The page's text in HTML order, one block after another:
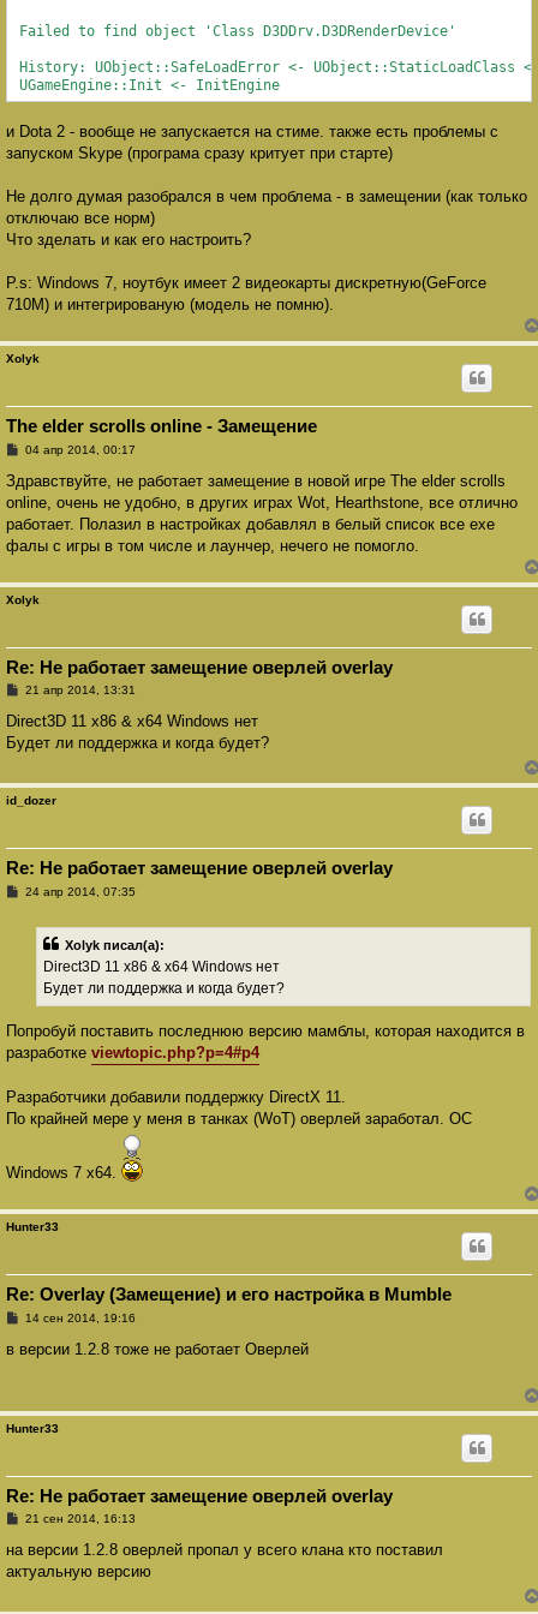
Failed to find object 'Class D3DDrv.D3DRenderDevice'
History: UObject::SafeLoadError <- UObject::StaticLoadClass
UGameEngine::Init <- InitEngine
и Dota 2 - вообще не запускается на стиме. также есть проблемы с
запуском Skype (програма сразу критует при старте)
Не долго думая разобрался в чем проблема - в замещении (как только
отключаю все норм)
Что зделать и как его настроить?
P.s: Windows 7, ноутбук имеет 2 видеокарты дискретную(GeForce
710M) и интегрированую (модель не помню).
Xolyk
The elder scrolls online - Замещение
С
о
б
щ
е
и
04 апр 2014, 00:17
Здравствуйте, не работает замещение в новой игре The elder scrolls
online, очень не удобно, в других играх Wot, Hearthstone, все отлично
работает. Полазил в настройках добавлял в белый список все exe
фалы с игры в том числе и лаунчер, нечего не помогло.
Xolyk
Re: Не работает замещение оверлей overlay
С
о
щ
и
е
21 апр 2014, 13:31
Direct3D 11 x86 & x64 Windows нет
Будет ли поддержка и когда будет?
id_dozer
Re: Не работает замещение оверлей overlay
С24 апр 2014, 07:35
Xolyk писал(а):
Direct3D 11 x86 & x64 Windows нет
Будет ли поддержка и когда будет?
Попробуй поставить последнюю версию мамблы, которая находится в
разработке viewtopic.php?p=4#p4
Разработчики добавили поддержку DirectX 11.
По крайней мере у меня в танках (WoT) оверлей заработал. ОС
Windows 7 x64.
Hunter33
Re: Overlay (Замещение) и его настройка в Mumble
С
о
и
е
14 сен 2014, 19:16
в версии 1.2.8 тоже не работает Оверлей
Hunter33
Re: Не работает замещение оверлей overlay
С
о
щ
21 сен 2014, 16:13
на версии 1.2.8 оверлей пропал у всего клана кто поставил
актуальную версию